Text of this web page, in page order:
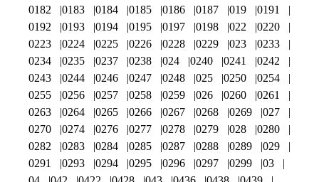
0182
0183 0184 0185 0186 0187 019
0191
0192
0193 0194 0195 0197 0198 022
0220
0223
0224 0225 0226 0228 0229 023
0233
0234
0235 0237 0238 024 0240 0241
0242
0243
0244 0246 0247 0248 025 0250
0254
0255
0256 0257 0258 0259 026 0260
0261
0263
0264 0265 0266 0267 0268 0269
027
0270
0274 0276 0277 0278 0279 028
0280
0282
0283 0284 0285 0287 0288 0289
029
0291
0293 0294 0295 0296 0297 0299
03